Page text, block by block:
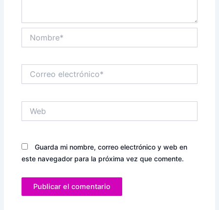
electrónico*
Guarda mi nombre, correo electrónico y web en
este navegador para la próxima vez que comente.